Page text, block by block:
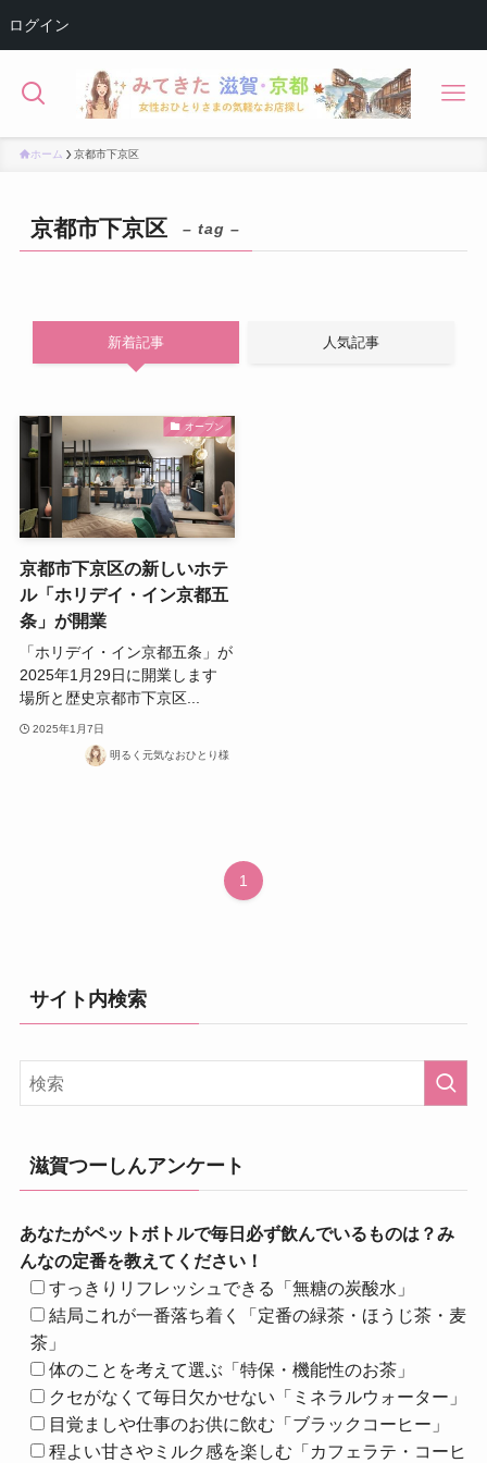
ログイン
ホーム 京都市下京区
京都市下京区 – tag –
新着記事 人気記事
オープン
京都市下京区の新しいホテ
ル「ホリデイ・イン京都五
条」が開業
「ホリデイ・イン京都五条」が
2025年1月29日に開業します
場所と歴史京都市下京区...
2025年1月7日
明るく元気なおひとり様
1
サイト内検索
滋賀つーしんアンケート
あなたがペットボトルで毎日必ず飲んでいるものは？み
んなの定番を教えてください！
すっきりリフレッシュできる「無糖の炭酸水」
結局これが一番落ち着く「定番の緑茶・ほうじ茶・麦
茶」
体のことを考えて選ぶ「特保・機能性のお茶」
クセがなくて毎日欠かせない「ミネラルウォーター」
目覚ましや仕事のお供に飲む「ブラックコーヒー」
程よい甘さやミルク感を楽しむ「カフェラテ・コーヒ